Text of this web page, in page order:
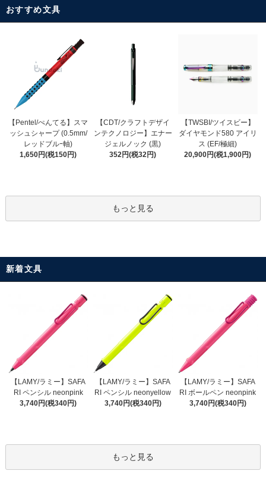
おすすめ文具
【Pentel/ぺんてる】スマ
ッシュシャープ (0.5mm/
レッドブルｰ軸)
1,650円(税150円)
【CDT/クラフトデザイ
ンテクノロジー】エナー
ジェルノック (黒)
352円(税32円)
【TWSBI/ツイスビー】
ダイヤモンド580 アイリ
ス (EF/極細)
20,900円(税1,900円)
もっと見る
新着文具
【LAMY/ラミー】SAFA
RI ペンシル neonpink
3,740円(税340円)
【LAMY/ラミー】SAFA
RI ペンシル neonyellow
3,740円(税340円)
【LAMY/ラミー】SAFA
RI ボールペン neonpink
3,740円(税340円)
もっと見る